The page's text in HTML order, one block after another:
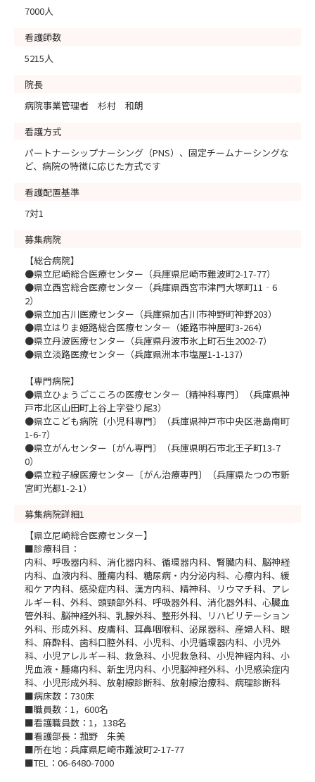
7000人
看護師数
5215人
院長
病院事業管理者 杉村 和朗
看護方式
パートナーシップナーシング（PNS）、固定チームナーシングな
ど、病院の特徴に応じた方式です
看護配置基準
7対1
募集病院
【総合病院】
●県立尼崎総合医療センター（兵庫県尼崎市難波町2-17-77）
●県立西宮総合医療センター（兵庫県西宮市津門大塚町11‐6
2）
●県立加古川医療センター（兵庫県加古川市神野町神野203）
●県立はりま姫路総合医療センター（姫路市神屋町3-264）
●県立丹波医療センター（兵庫県丹波市氷上町石生2002-7）
●県立淡路医療センター（兵庫県洲本市塩屋1-1-137）
【専門病院】
●県立ひょうごこころの医療センター〔精神科専門〕（兵庫県神
戸市北区山田町上谷上字登り尾3）
●県立こども病院〔小児科専門〕（兵庫県神戸市中央区港島南町
1-6-7）
●県立がんセンター〔がん専門〕（兵庫県明石市北王子町13-7
0）
●県立粒子線医療センター〔がん治療専門〕（兵庫県たつの市新
宮町光都1-2-1）
募集病院詳細1
【県立尼崎総合医療センター】
■診療科目：
内科、呼吸器内科、消化器内科、循環器内科、腎臓内科、脳神経
内科、血液内科、腫瘍内科、糖尿病・内分泌内科、心療内科、緩
和ケア内科、感染症内科、漢方内科、精神科、リウマチ科、アレ
ルギー科、外科、頭頸部外科、呼吸器外科、消化器外科、心臓血
管外科、脳神経外科、乳腺外科、整形外科、リハビリテーション
外科、形成外科、皮膚科、耳鼻咽喉科、泌尿器科、産婦人科、眼
科、麻酔科、歯科口腔外科、小児科、小児循環器内科、小児外
科、小児アレルギー科、救急科、小児救急科、小児神経内科、小
児血液・腫瘍内科、新生児内科、小児脳神経外科、小児感染症内
科、小児形成外科、放射線診断科、放射線治療科、病理診断科
■病床数：730床
■職員数：1，600名
■看護職員数：1，138名
■看護部長：菰野 朱美
■所在地：兵庫県尼崎市難波町2-17-77
■TEL：06-6480-7000